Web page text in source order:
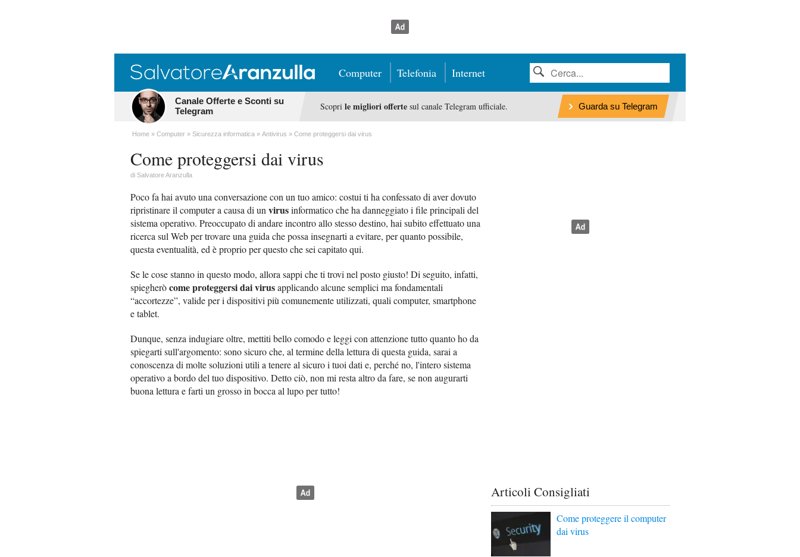
Computer Telefonia Internet
Canale Offerte e Sconti su
Telegram
Scopri le migliori offertesul canale Telegram ufficiale. Guarda su Telegram
Home Computer Sicurezza informatica Antivirus Come proteggersi dai virus
Come proteggersi dai virus
di Salvatore Aranzulla
Poco fa hai avuto una conversazione con un tuo amico: costui ti ha confessato di aver dovuto
ripristinare il computer a causa di un virusinformatico che ha danneggiato i file principali del
sistema operativo. Preoccupato di andare incontro allo stesso destino, hai subito effettuato una
ricerca sul Web per trovare una guida che possa insegnarti a evitare, per quanto possibile,
questa eventualità, ed è proprio per questo che sei capitato qui.
Se le cose stanno in questo modo, allora sappi che ti trovi nel posto giusto! Di seguito, infatti,
spiegheròcome proteggersi dai virusapplicando alcune semplici ma fondamentali
“accortezze”, valide per i dispositivi più comunemente utilizzati, quali computer, smartphone
e tablet.
Dunque, senza indugiare oltre, mettiti bello comodo e leggi con attenzione tutto quanto ho da
spiegarti sull'argomento: sono sicuro che, al termine della lettura di questa guida, sarai a
conoscenza di molte soluzioni utili a tenere al sicuro i tuoi dati e, perché no, l'intero sistema
operativo a bordo del tuo dispositivo. Detto ciò, non mi resta altro da fare, se non augurarti
buona lettura e farti un grosso in bocca al lupo per tutto!
Articoli Consigliati
Come proteggere il computer
dai virus